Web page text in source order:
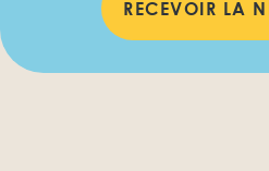
RECEVOIR LA